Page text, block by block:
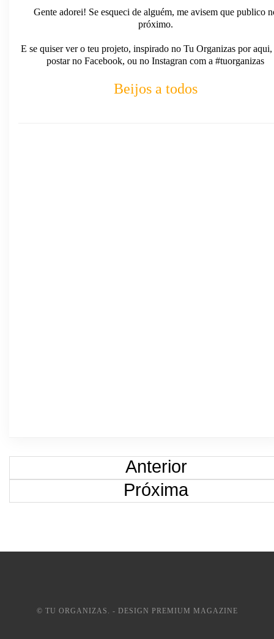
Gente adorei! Se esqueci de alguém, me avisem que publico
próximo.
E se quiser ver o teu projeto, inspirado no Tu Organizas por aqui,
postar no Facebook, ou no Instagran com a #tuorganizas
Beijos a todos
Anterior
Próxima
© TU ORGANIZAS. - DESIGN PREMIUM MAGAZINE